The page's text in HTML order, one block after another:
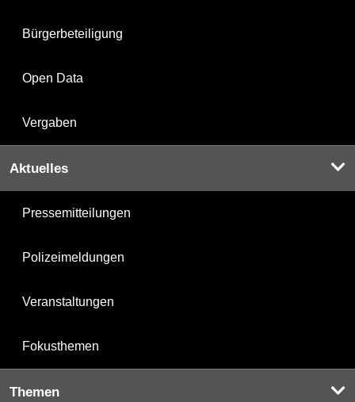
Bürgerbeteiligung
Open Data
Vergaben
Aktuelles
Pressemitteilungen
Polizeimeldungen
Veranstaltungen
Fokusthemen
Themen